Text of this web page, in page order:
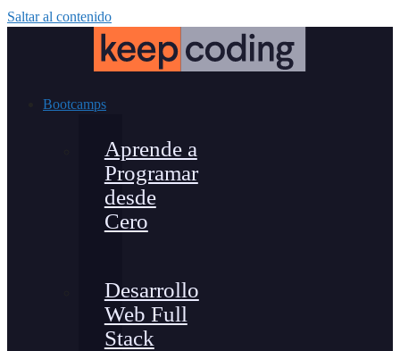
Saltar al contenido
Bootcamps
Aprende a
Programar
desde
Cero
Desarrollo
Web Full
Stack